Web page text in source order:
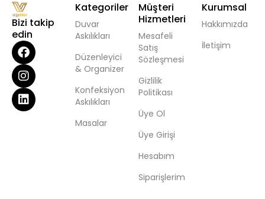
Bizi takip
edin
Kategoriler
Duvar
Askılıkları
Düzenleyici
& Organizer
Konfeksiyon
Askılıkları
Masalar
Müşteri
Hizmetleri
Mesafeli
Satış
Sözleşmesi
Gizlilik
Politikası
Üye Ol
Üye Girişi
Hesabım
Siparişlerim
Kurumsal
Hakkımızda
İletişim